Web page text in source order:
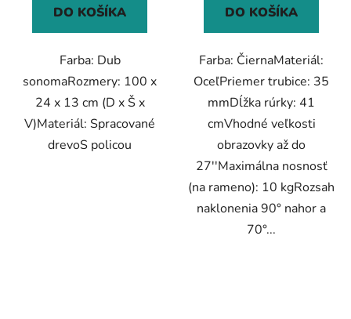
DO KOŠÍKA
Farba: Dub
sonomaRozmery: 100 x
24 x 13 cm (D x Š x
V)Materiál: Spracované
drevoS policou
DO KOŠÍKA
Farba: ČiernaMateriál:
OceľPriemer trubice: 35
mmDĺžka rúrky: 41
cmVhodné veľkosti
obrazovky až do
27''Maximálna nosnosť
(na rameno): 10 kgRozsah
naklonenia 90° nahor a
70°...